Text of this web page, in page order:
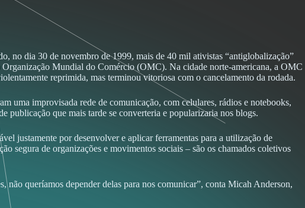
no dia 30 de novembro de 1999, mais de 40 mil ativistas “antiglobalização”
Organização Mundial do Comércio (OMC). Na cidade norte-americana, a OMC
reprimida, mas terminou vitoriosa com o cancelamento da rodada.
uma improvisada rede de comunicação, com celulares, rádios e notebooks,
publicação que mais tarde se converteria e popularizaria nos blogs.
justamente por desenvolver e aplicar ferramentas para a utilização de
segura de organizações e movimentos sociais – são os chamados coletivos
não queríamos depender delas para nos comunicar”, conta Micah Anderson,